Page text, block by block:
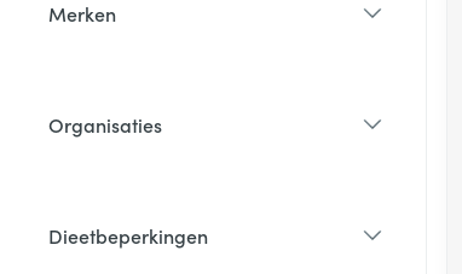
Merken
Organisaties
Dieetbeperkingen